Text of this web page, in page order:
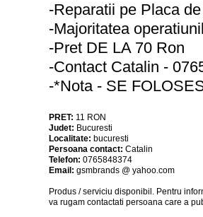
-Reparatii pe Placa
-Majoritatea
-Pret DE LA 70 Ron
-Contact Catalin -
-*Nota - SE
PRET: 11 RON
Judet: Bucuresti
Localitate: bucuresti
Persoana contact: Catalin
Telefon: 0765848374
Email: gsmbrands @ yahoo.com
Produs / serviciu disponibil . Pentru
va rugam contactati persoana care a